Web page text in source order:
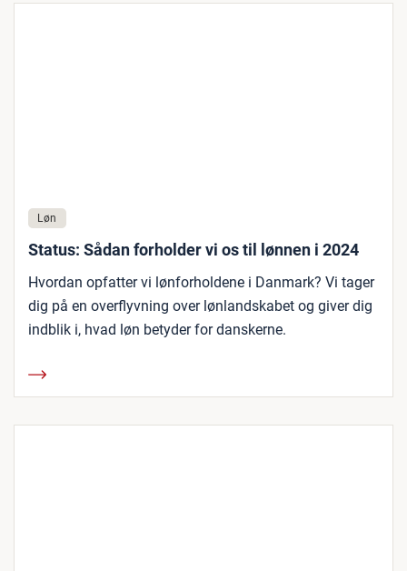
Løn
Status: Sådan forholder vi os til lønnen i 2024
Hvordan opfatter vi lønforholdene i Danmark? Vi tager
dig på en overflyvning over lønlandskabet og giver dig
indblik i, hvad løn betyder for danskerne.